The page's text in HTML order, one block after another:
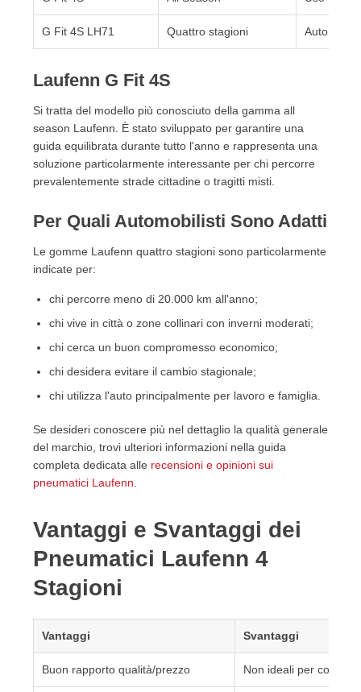
G Fit 4S LH71 Quattro stagioni
Laufenn G Fit 4S
Si tratta del modello più conosciuto della gamma all
season Laufenn. È stato sviluppato per garantire una
guida equilibrata durante tutto l'anno e rappresenta una
soluzione particolarmente interessante per chi percorre
prevalentemente strade cittadine o tragitti misti.
Per Quali Automobilisti Sono Adatti
Le gomme Laufenn quattro stagioni sono particolarmente
indicate per:
chi percorre meno di 20.000 km all'anno;
chi vive in città o zone collinari con inverni moderati;
chi cerca un buon compromesso economico;
chi desidera evitare il cambio stagionale;
chi utilizza l'auto principalmente per lavoro e famiglia.
Se desideri conoscere più nel dettaglio la qualità generale
del marchio, trovi ulteriori informazioni nella guida
completa dedicata alle recensioni e opinioni sui
pneumatici Laufenn.
Vantaggi e Svantaggi dei
Pneumatici Laufenn 4
Stagioni
Vantaggi Svantaggi
Buon rapporto qualità/prezzo Non ideali per